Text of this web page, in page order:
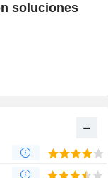
soluciones